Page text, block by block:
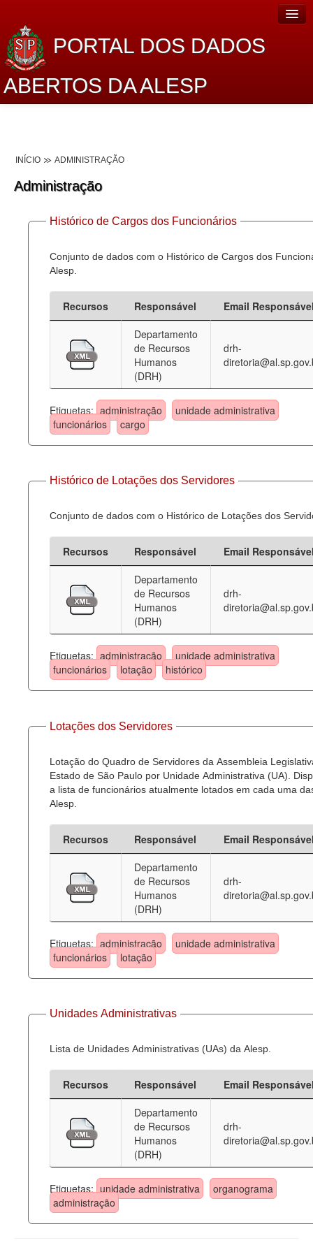
PORTAL DOS DADOS
ABERTOS DA ALESP
Dados Abertos Alesp
Lei de Acesso à Informação
Dados Governamentais Abertos
Planejamento
Catálogo de dados
Processo Legislativo
Administração
Legislação
Agenda
Perguntas frequentes
Contato
INÍCIO ADMINISTRAÇÃO
Administração
Histórico de Cargos dos Funcionários
Conjunto de dados com o Histórico de Cargos dos
Alesp.
Recursos Responsável
Email
Departamento
de Recursos
Humanos
(DRH)
drh-
Etiquetas: administração
unidade administrativa
funcionários
cargo
Histórico de Lotações dos Servidores
Conjunto de dados com o Histórico de Lotações dos
Recursos Responsável
Email
Departamento
de Recursos
Humanos
(DRH)
drh-
Etiquetas: administração
unidade administrativa
funcionários
lotação histórico
Lotações dos Servidores
Lotação do Quadro de Servidores da Assembleia
Estado de São Paulo por Unidade Administrativa (UA).
a lista de funcionários atualmente lotados em cada uma
Alesp.
Recursos Responsável
Email
Departamento
de Recursos
Humanos
(DRH)
drh-
Etiquetas: administração
unidade administrativa
funcionários
lotação
Unidades Administrativas
Lista de Unidades Administrativas (UAs) da Alesp.
Recursos Responsável
Email
Departamento
de Recursos
Humanos
(DRH)
drh-
Etiquetas: unidade administrativa
organograma
administração